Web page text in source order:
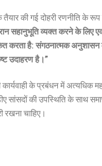
की गई दोहरी रणनीति के
सहानुभूति व्यक्त करने के
करता है: संगठनात्मक
उदाहरण है।”
के प्रबंधन में अत्यधिक
सांसदों की उपस्थिति के साथ
रखना चाहिए।